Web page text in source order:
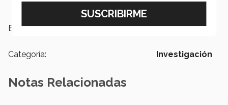
Etiquetas: Investigación
Categoría: Investigación
Notas Relacionadas